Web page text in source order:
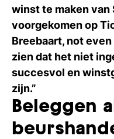
winst te maken van
voorgekomen op
Breebaart, not
zien dat het niet
succesvol en
zijn.”
Beleggen